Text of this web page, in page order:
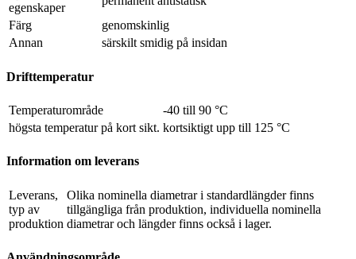
egenskaper
Färg
genomskinlig
Annan
särskilt smidig på insidan
Drifttemperatur
Temperaturområde
-40 till 90 °C
högsta temperatur på kort sikt. kortsiktigt upp till 125 °C
Information om leverans
Leverans,
typ av
produktion
Olika nominella diametrar i standardlängder finns
tillgängliga från produktion, individuella nominella
diametrar och längder finns också i lager.